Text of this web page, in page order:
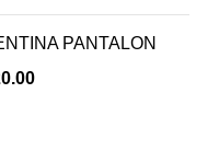
PANTALON